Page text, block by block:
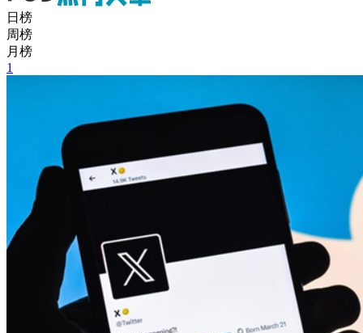
日榜
周榜
月榜
1